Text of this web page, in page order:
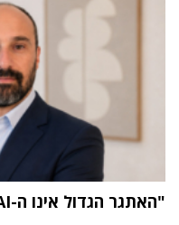
"האתגר הגדול אינו ה-AI אלא הטמעתה בארגון"